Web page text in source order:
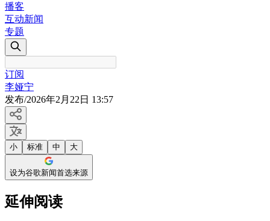
播客
互动新闻
专题
订阅
李娅宁
发布/2026年2月22日 13:57
小 标准 中 大
设为谷歌新闻首选来源
延伸阅读